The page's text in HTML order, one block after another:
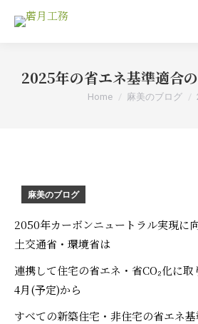
2025年の省エネ基準適合
You are here:
Home 麻美のブログ
麻美のブログ
2050年カーボンニュートラル実現に
土交通省・環境省は
連携して住宅の省エネ・省CO₂化に
4月(予定)から
すべての新築住宅・非住宅の省エネ